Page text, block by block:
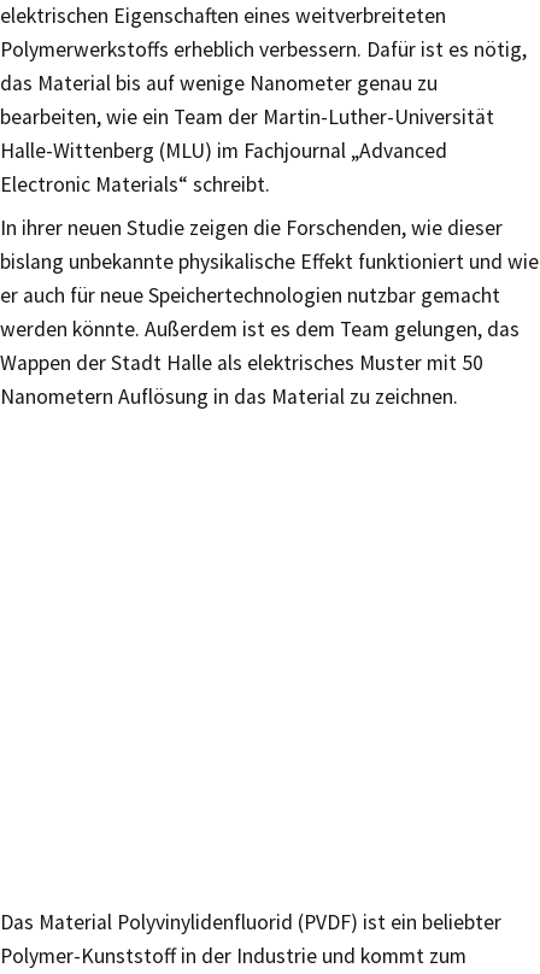
elektrischen Eigenschaften eines weitverbreiteten
Polymerwerkstoffs erheblich verbessern. Dafür ist es nötig,
das Material bis auf wenige Nanometer genau zu
bearbeiten, wie ein Team der Martin-Luther-Universität
Halle-Wittenberg (MLU) im Fachjournal „Advanced
Electronic Materials“ schreibt.
In ihrer neuen Studie zeigen die Forschenden, wie dieser
bislang unbekannte physikalische Effekt funktioniert und wie
er auch für neue Speichertechnologien nutzbar gemacht
werden könnte. Außerdem ist es dem Team gelungen, das
Wappen der Stadt Halle als elektrisches Muster mit 50
Nanometern Auflösung in das Material zu zeichnen.
Das Material Polyvinylidenfluorid (PVDF) ist ein beliebter
Polymer-Kunststoff in der Industrie und kommt zum